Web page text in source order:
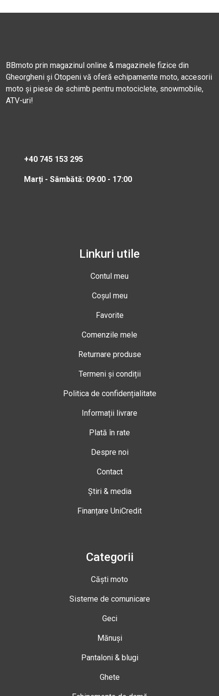
BBmoto prin magazinul online & magazinele fizice din
Gheorgheni și Otopeni vă oferă echipamente moto, accesorii
moto și piese de schimb pentru motociclete, snowmobile,
ATV-uri!
+40 745 153 295
Marți - Sâmbătă: 09:00 - 17:00
Linkuri utile
Contul meu
Coșul meu
Favorite
Comenzile mele
Returnare produse
Termeni și condiții
Politica de confidențialitate
Informații livrare
Plată în rate
Despre noi
Contact
Știri & media
Finanțare UniCredit
Categorii
Căști moto
Sisteme de comunicare
Geci
Mănuși
Pantaloni & blugi
Ghete